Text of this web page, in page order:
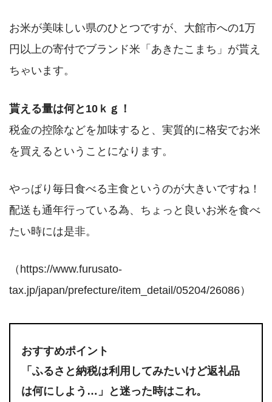
お米が美味しい県のひとつですが、大館市への1万
円以上の寄付でブランド米「あきたこまち」が貰え
ちゃいます。
貰える量は何と10ｋｇ！
税金の控除などを加味すると、実質的に格安でお米
を買えるということになります。
やっぱり毎日食べる主食というのが大きいですね！
配送も通年行っている為、ちょっと良いお米を食べ
たい時には是非。
（https://www.furusato-
tax.jp/japan/prefecture/item_detail/05204/26086）
おすすめポイント
「ふるさと納税は利用してみたいけど返礼品
は何にしよう…」と迷った時はこれ。